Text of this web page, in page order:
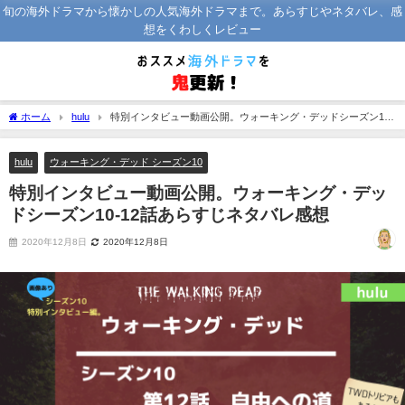
旬の海外ドラマから懐かしの人気海外ドラマまで。あらすじやネタバレ、感
想をくわしくレビュー
ホーム hulu
特別インタビュー動画公開。ウォーキング・デッドシーズン10‐
12話あらすじネタバレ感想
hulu ウォーキング・デッド シーズン10
特別インタビュー動画公開。ウォーキング・デッ
ドシーズン10‐12話あらすじネタバレ感想
2020年12月8日 2020年12月8日